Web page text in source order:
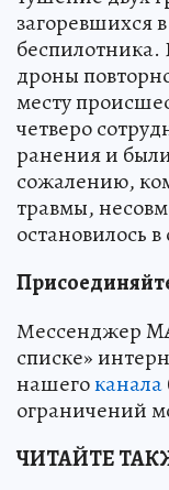
загоревшихся
беспилотника.
дроны
месту
четверо
ранения и
сожалению,
травмы,
остановилось
При
Мессенджер
списке»
нашегоканала
ограничений
ЧИТАЙТЕ